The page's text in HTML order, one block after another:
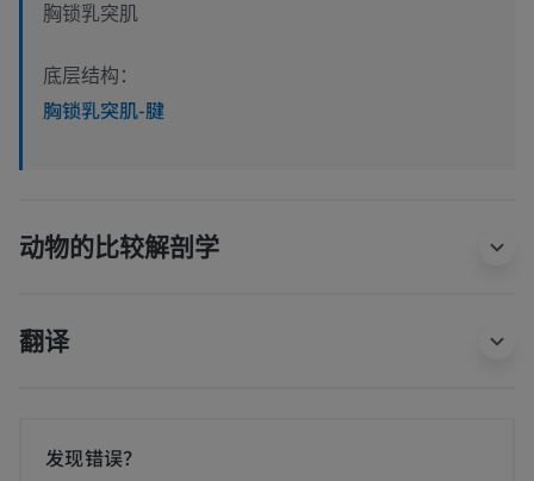
胸锁乳突肌
底层结构：
胸锁乳突肌-腱
动物的比较解剖学
翻译
发现错误？